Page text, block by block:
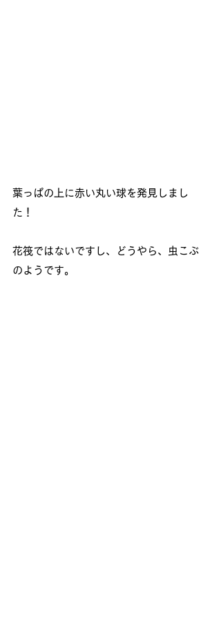
葉っぱの上に赤い丸い球を発見しまし
た！
花筏ではないですし、どうやら、虫こぶ
のようです。